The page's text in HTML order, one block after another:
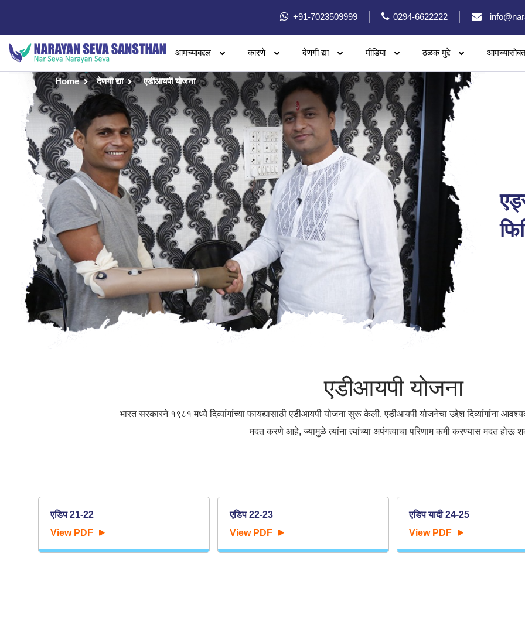
+91-7023509999 0294-6622222
आमच्याबद्दल कारणे देणगी द्या मीडिया ठळक मुद्दे आमच्यासोबत
Home देणगी द्या एडीआयपी योजना
एडीआयपी योजना
भारत सरकारने १९८१ मध्ये दिव्यांगांच्या फायद्यासाठी एडीआयपी योजना सुरू केली. एडीआयपी योजनेचा उद्देश दिव्यांगांना
मदत करणे आहे, ज्यामुळे त्यांना त्यांच्या अपंगत्वाचा परिणाम कमी करण्यास मदत होऊ
एडिप 21-22
View PDF
एडिप 22-23
View PDF
एडिप यादी 24-25
View PDF